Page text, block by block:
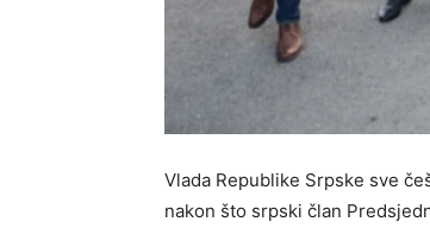
Vlada Republike Srpske sve
nakon što srpski član